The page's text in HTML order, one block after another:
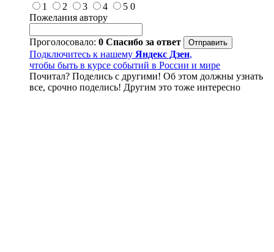
1
2 3 4 5 0
Пожелания автору
Проголосовало: 0 Спасибо за ответ
Подключитесь к нашему Яндекс Дзен,
чтобы быть в курсе событий в России и мире
Почитал? Поделись с другими! Об этом должны узнать
все, срочно поделись! Другим это тоже интересно